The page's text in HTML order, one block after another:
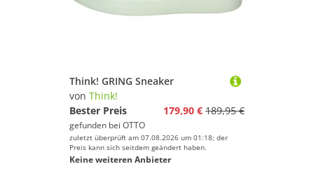
Think! GRING Sneaker
von Think!
Bester Preis
179,90 € 189,95 €
gefunden bei OTTO
zuletzt überprüft am 07.08.2026 um 01:18; der
Preis kann sich seitdem geändert haben.
Keine weiteren Anbieter